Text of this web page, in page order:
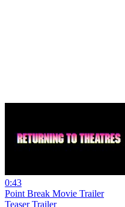
0:43
Point Break Movie Trailer
Teaser Trailer